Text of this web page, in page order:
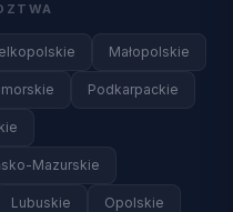
Małopolskie
Podkarpackie
Mazurskie
Lubuskie Opolskie